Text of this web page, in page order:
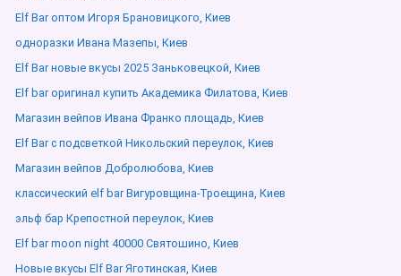
Elf Bar оптом Игоря Брановицкого, Киев
одноразки Ивана Мазепы, Киев
Elf Bar новые вкусы 2025 Заньковецкой, Киев
Elf bar оригинал купить Академика Филатова, Киев
Магазин вейпов Ивана Франко площадь, Киев
Elf Bar с подсветкой Никольский переулок, Киев
Магазин вейпов Добролюбова, Киев
классический elf bar Вигуровщина-Троещина, Киев
эльф бар Крепостной переулок, Киев
Elf bar moon night 40000 Святошино, Киев
Новые вкусы Elf Bar Яготинская, Киев